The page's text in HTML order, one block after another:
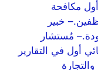
مكافحة
خبير
مُستشار
أول في التقارير